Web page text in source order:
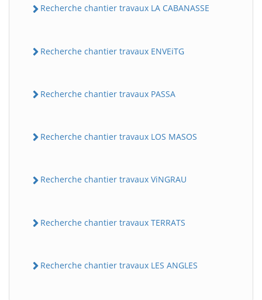
Recherche chantier travaux LA CABANASSE
Recherche chantier travaux ENVEiTG
Recherche chantier travaux PASSA
Recherche chantier travaux LOS MASOS
Recherche chantier travaux ViNGRAU
Recherche chantier travaux TERRATS
Recherche chantier travaux LES ANGLES